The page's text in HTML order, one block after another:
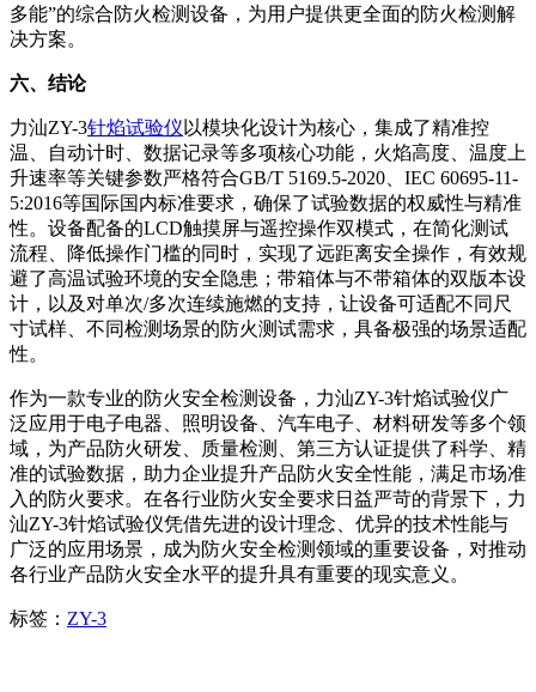
多能”的综合防火检测设备，为用户提供更全面的防火检测解
决方案。
六、结论
力汕ZY-3针焰试验仪 以模块化设计为核心，集成了精准控
温、自动计时、数据记录等多项核心功能，火焰高度、温度上
升速率等关键参数严格符合GB/T 5169.5-2020、IEC 60695-11-
5:2016等国际国内标准要求，确保了试验数据的权威性与精准
性。设备配备的LCD触摸屏与遥控操作双模式，在简化测试
流程、降低操作门槛的同时，实现了远距离安全操作，有效规
避了高温试验环境的安全隐患；带箱体与不带箱体的双版本设
计，以及对单次/多次连续施燃的支持，让设备可适配不同尺
寸试样、不同检测场景的防火测试需求，具备极强的场景适配
性。
作为一款专业的防火安全检测设备，力汕ZY-3针焰试验仪广
泛应用于电子电器、照明设备、汽车电子、材料研发等多个领
域，为产品防火研发、质量检测、第三方认证提供了科学、精
准的试验数据，助力企业提升产品防火安全性能，满足市场准
入的防火要求。在各行业防火安全要求日益严苛的背景下，力
汕ZY-3针焰试验仪凭借先进的设计理念、优异的技术性能与
广泛的应用场景，成为防火安全检测领域的重要设备，对推动
各行业产品防火安全水平的提升具有重要的现实意义。
标签： ZY-3